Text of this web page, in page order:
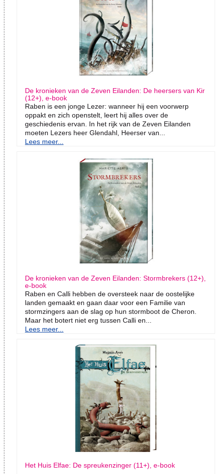
De kronieken van de Zeven Eilanden: De heersers van Kir
(12+), e-book
Raben is een jonge Lezer: wanneer hij een voorwerp
oppakt en zich openstelt, leert hij alles over de
geschiedenis ervan. In het rijk van de Zeven Eilanden
moeten Lezers heer Glendahl, Heerser van...
Lees meer...
De kronieken van de Zeven Eilanden: Stormbrekers (12+),
e-book
Raben en Calli hebben de oversteek naar de oostelijke
landen gemaakt en gaan daar voor een Familie van
stormzingers aan de slag op hun stormboot de Cheron.
Maar het botert niet erg tussen Calli en...
Lees meer...
Het Huis Elfae: De spreukenzinger (11+), e-book